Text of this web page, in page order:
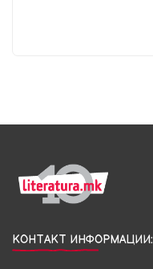
КОНТАКТ ИНФОРМАЦИИ: